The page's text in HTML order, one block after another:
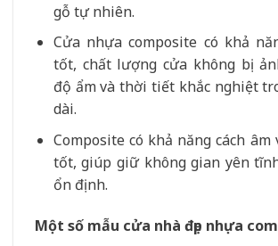
gỗ tự nhiên.
Cửa nhựa composite có khả
tốt, chất lượng cửa không bị
độ ẩm và thời tiết khắc nghiệt
dài.
Composite có khả năng cách âm
tốt, giúp giữ không gian yên
ổn định.
Một số mẫu cửa nhà đẹp nhựa